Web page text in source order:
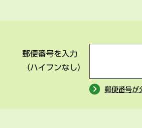
郵便番号を入力
（ハイフンなし）
郵便番号が